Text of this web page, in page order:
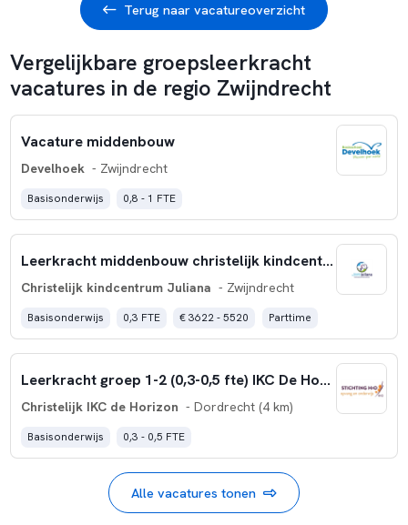
Terug naar vacatureoverzicht
Vergelijkbare groepsleerkracht
vacatures in de regio Zwijndrecht
Vacature middenbouw
Develhoek - Zwijndrecht
Basisonderwijs 0,8 - 1 FTE
Leerkracht middenbouw christelijk kindcentrum Juliana in Zwijndrecht (0,3 fte)
Christelijk kindcentrum Juliana - Zwijndrecht
Basisonderwijs 0,3 FTE € 3622 - 5520 Parttime
Leerkracht groep 1-2 (0,3-0,5 fte) IKC De Horizon
Christelijk IKC de Horizon - Dordrecht (4 km)
Basisonderwijs 0,3 - 0,5 FTE
Alle vacatures tonen